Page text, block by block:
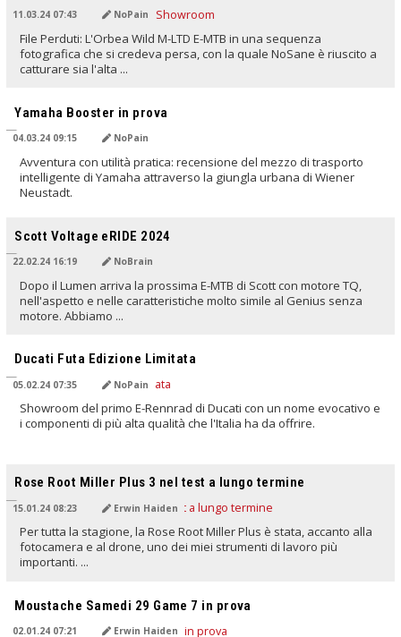
11.03.24 07:43 NoPain
File Perduti: L'Orbea Wild M-LTD E-MTB in una sequenza
fotografica che si credeva persa, con la quale NoSane è riuscito a
catturare sia l'alta ...
Yamaha Booster in prova
04.03.24 09:15 NoPain
Avventura con utilità pratica: recensione del mezzo di trasporto
intelligente di Yamaha attraverso la giungla urbana di Wiener
Neustadt.
Scott Voltage eRIDE 2024
22.02.24 16:19 NoBrain
Dopo il Lumen arriva la prossima E-MTB di Scott con motore TQ,
nell'aspetto e nelle caratteristiche molto simile al Genius senza
motore. Abbiamo ...
Ducati Futa Edizione Limitata
05.02.24 07:35 NoPain
Showroom del primo E-Rennrad di Ducati con un nome evocativo e
i componenti di più alta qualità che l'Italia ha da offrire.
Rose Root Miller Plus 3 nel test a lungo termine
15.01.24 08:23 Erwin Haiden
Per tutta la stagione, la Rose Root Miller Plus è stata, accanto alla
fotocamera e al drone, uno dei miei strumenti di lavoro più
importanti. ...
Moustache Samedi 29 Game 7 in prova
02.01.24 07:21 Erwin Haiden